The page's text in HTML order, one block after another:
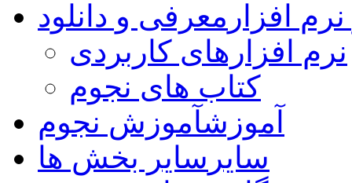
افزار معرفی و دانلود
نرم افزارهای کاربردی
کتاب های نجوم
آموزشآموزش نجوم
سایر سایر بخش ها